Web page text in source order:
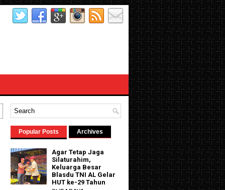
Popular Posts Archives
Agar Tetap Jaga
Silaturahim,
Keluarga Besar
Blasdu TNI AL Gelar
HUT ke-29 Tahun